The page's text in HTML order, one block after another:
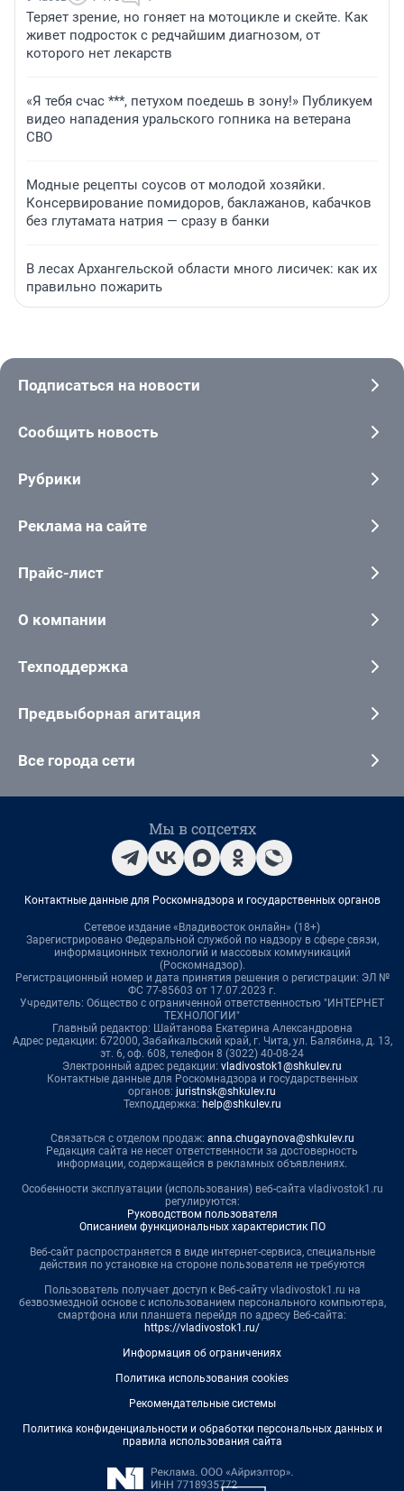
Теряет зрение, но гоняет на мотоцикле и скейте. Как
живет подросток с редчайшим диагнозом, от
которого нет лекарств
«Я тебя счас ***, петухом поедешь в зону!» Публикуем
видео нападения уральского гопника на ветерана
СВО
Модные рецепты соусов от молодой хозяйки.
Консервирование помидоров, баклажанов, кабачков
без глутамата натрия — сразу в банки
В лесах Архангельской области много лисичек: как их
правильно пожарить
Подписаться на новости
Сообщить новость
Рубрики
Реклама на сайте
Прайс-лист
О компании
Техподдержка
Предвыборная агитация
Все города сети
Мы в соцсетях
Контактные данные для Роскомнадзора и государственных органов
Сетевое издание «Владивосток онлайн» (18+)
Зарегистрировано Федеральной службой по надзору в сфере связи,
информационных технологий и массовых коммуникаций
(Роскомнадзор).
Регистрационный номер и дата принятия решения о регистрации: ЭЛ №
ФС 77-85603 от 17.07.2023 г.
Учредитель: Общество с ограниченной ответственностью "ИНТЕРНЕТ
ТЕХНОЛОГИИ"
Главный редактор: Шайтанова Екатерина Александровна
Адрес редакции: 672000, Забайкальский край, г. Чита, ул. Балябина, д. 13,
эт. 6, оф. 608, телефон 8 (3022) 40-08-24
Электронный адрес редакции: vladivostok1@shkulev.ru
Контактные данные для Роскомнадзора и государственных
органов: juristnsk@shkulev.ru
Техподдержка: help@shkulev.ru
Связаться с отделом продаж: anna.chugaynova@shkulev.ru
Редакция сайта не несет ответственности за достоверность
информации, содержащейся в рекламных объявлениях.
Особенности эксплуатации (использования) веб-сайта vladivostok1.ru
регулируются:
Руководством пользователя
Описанием функциональных характеристик ПО
Веб-сайт распространяется в виде интернет-сервиса, специальные
действия по установке на стороне пользователя не требуются
Пользователь получает доступ к Веб-сайту vladivostok1.ru на
безвозмездной основе с использованием персонального компьютера,
смартфона или планшета перейдя по адресу Веб-сайта:
https://vladivostok1.ru/
Информация об ограничениях
Политика использования cookies
Рекомендательные системы
Политика конфиденциальности и обработки персональных данных и
правила использования сайта